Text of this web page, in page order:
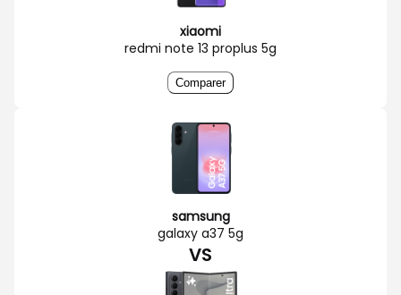
xiaomi
redmi note 13 proplus 5g
Comparer
samsung
galaxy a37 5g
VS